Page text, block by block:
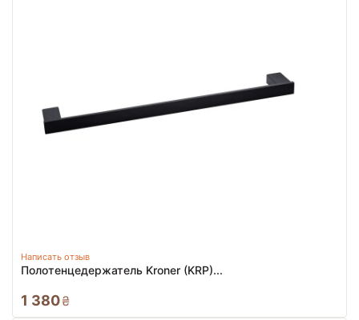
Написать отзыв
Полотенцедержатель Kroner (KRP)...
1 380₴